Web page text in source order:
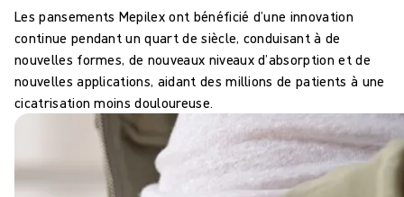
Les pansements Mepilex ont bénéficié d’une innovation
continue pendant un quart de siècle, conduisant à de
nouvelles formes, de nouveaux niveaux d’absorption et de
nouvelles applications, aidant des millions de patients à une
cicatrisation moins douloureuse.